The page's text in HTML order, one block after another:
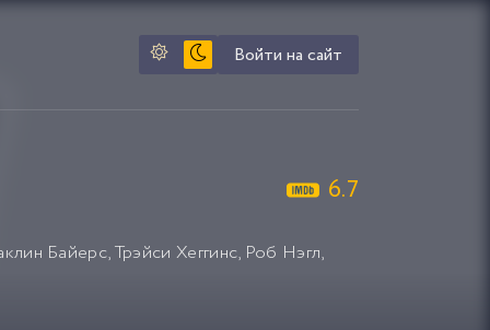
Войти на сайт
6.7
Байерс,Трэйси Хеггинс, Роб Нэгл,